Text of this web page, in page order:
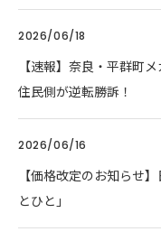
2026/06/18
【速報】奈良・平群町
住民側が逆転勝訴！
2026/06/16
【価格改定のお知らせ
とひと」